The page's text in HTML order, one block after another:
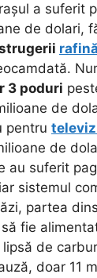
a suferit
de dolari,
3 poduri
de
pentru
de
au suferit
sistemul
partea
fie
de
doar 11